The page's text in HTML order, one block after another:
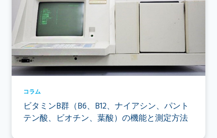
コラム
ビタミンB群（B6、B12、ナイアシン、パント
テン酸、ビオチン、葉酸）の機能と測定方法